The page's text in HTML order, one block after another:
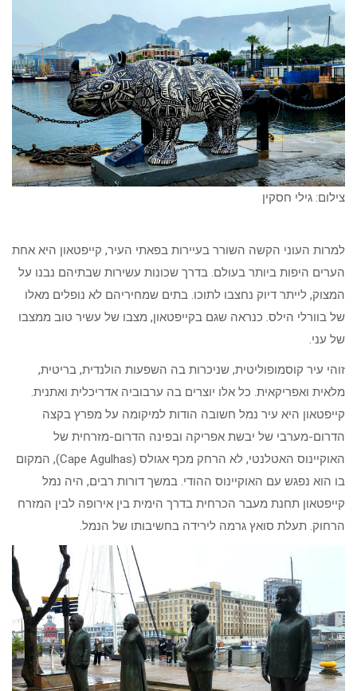
צילום: גילי חסקין
למרות העוני הקשה השורר בעיירות בפאתי העיר, קייפטאון היא אחת
הערים היפות ביותר בעולם. בדרך שכונות עשירות שבתיהם נבנו על
המצוק, לייתר דיוק נחצבו לתוכו. בתים שמחיריהם לא נופלים מאלו
של בוורלי הילס. כנראה שגם בקייפטאון, מצבו של עשיר טוב ממצבו
של עני.
זוהי עיר קוסמופוליטית, שניכרות בה השפעות הולנדית, בריטית,
מלאית ואפריקאית. כל אלו יוצרים בה ערבוביה אדריכלית ואתנית.
קייפטאון היא עיר נמל חשובה הודות למיקומה על מפרץ בקצה
הדרום-מערבי של יבשת אפריקה ובפינה הדרום-מזרחית של
האוקיינוס האטלנטי, לא הרחק מכף אגולס (Cape Agulhas), המקום
בו הוא נפגש עם האוקיינוס ההודי. במשך דורות רבים, היה נמל
קייפטאון תחנת מעבר הכרחית בדרך הימית בין אירופה לבין המזרח
הרחוק. תעלת סואץ גרמה לירידה בחשיבותו של הנמל.